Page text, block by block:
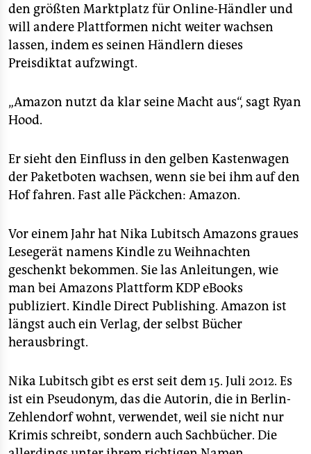
den größten Marktplatz für Online-Händler und
will andere Plattformen nicht weiter wachsen
lassen, indem es seinen Händlern dieses
Preisdiktat aufzwingt.
„Amazon nutzt da klar seine Macht aus“, sagt Ryan
Hood.
Er sieht den Einfluss in den gelben Kastenwagen
der Paketboten wachsen, wenn sie bei ihm auf den
Hof fahren. Fast alle Päckchen: Amazon.
Vor einem Jahr hat Nika Lubitsch Amazons graues
Lesegerät namens Kindle zu Weihnachten
geschenkt bekommen. Sie las Anleitungen, wie
man bei Amazons Plattform KDP eBooks
publiziert. Kindle Direct Publishing. Amazon ist
längst auch ein Verlag, der selbst Bücher
herausbringt.
Nika Lubitsch gibt es erst seit dem 15. Juli 2012. Es
ist ein Pseudonym, das die Autorin, die in Berlin-
Zehlendorf wohnt, verwendet, weil sie nicht nur
Krimis schreibt, sondern auch Sachbücher. Die